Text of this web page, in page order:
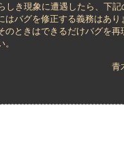
しき現象に遭遇したら、下
はバグを修正する義務はあり
のときはできるだけバグを再
青